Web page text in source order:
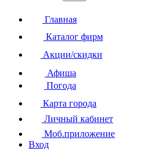
Главная
Каталог фирм
Акции/скидки
Афиша
Погода
Карта города
Личный кабинет
Моб.приложение
Вход